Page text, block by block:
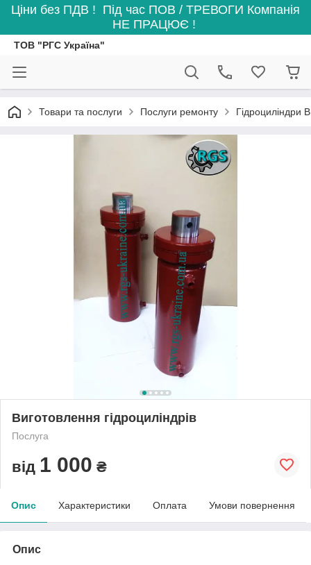
Ціни без ПДВ ! Під час ПОВ / ТРЕВОГИ Компанія
НЕ ПРАЦЮЄ !
ТОВ "РГС Україна"
Товари та послуги Послуги ремонту Гідроциліндри
Виготовлення гідроциліндрів
Послуга
від 1 000 ₴
Опис Характеристики Оплата Умови повернення
Опис